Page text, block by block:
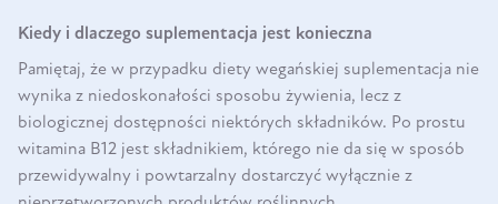
Kiedy i dlaczego suplementacja jest konieczna
Pamiętaj, że w przypadku diety wegańskiej suplementacja nie
wynika z niedoskonałości sposobu żywienia, lecz z
biologicznej dostępności niektórych składników. Po prostu
witamina B12 jest składnikiem, którego nie da się w sposób
przewidywalny i powtarzalny dostarczyć wyłącznie z